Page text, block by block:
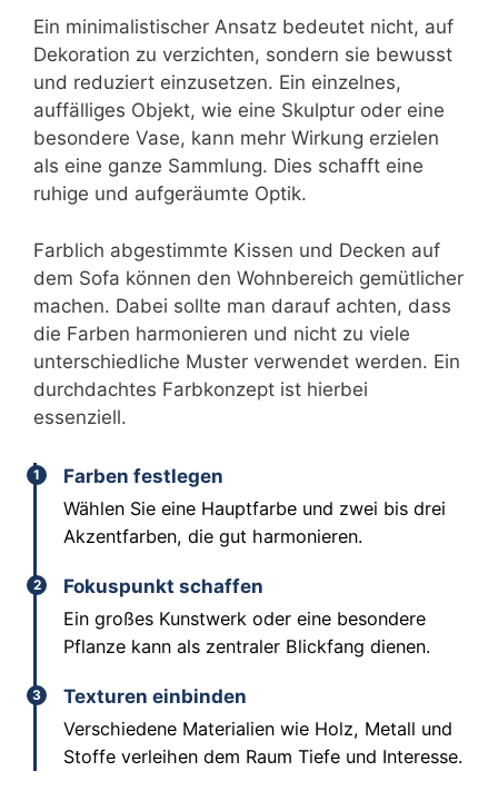
Ein minimalistischer Ansatz bedeutet nicht, auf
Dekoration zu verzichten, sondern sie bewusst
und reduziert einzusetzen. Ein einzelnes,
auffälliges Objekt, wie eine Skulptur oder eine
besondere Vase, kann mehr Wirkung erzielen
als eine ganze Sammlung. Dies schafft eine
ruhige und aufgeräumte Optik.
Farblich abgestimmte Kissen und Decken auf
dem Sofa können den Wohnbereich gemütlicher
machen. Dabei sollte man darauf achten, dass
die Farben harmonieren und nicht zu viele
unterschiedliche Muster verwendet werden. Ein
durchdachtes Farbkonzept ist hierbei
essenziell.
1
Farben festlegen
Wählen Sie eine Hauptfarbe und zwei bis drei
Akzentfarben, die gut harmonieren.
2
Fokuspunkt schaffen
Ein großes Kunstwerk oder eine besondere
Pflanze kann als zentraler Blickfang dienen.
3
Texturen einbinden
Verschiedene Materialien wie Holz, Metall und
Stoffe verleihen dem Raum Tiefe und Interesse.